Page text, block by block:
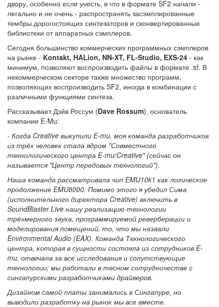
двору, особенно если учесть, в что в формате SF2 начали -
легально и не очень - распространять засэмплированные
тембры дорогостоящих синтезаторов и сконвертированные
библиотеки от аппаратных сэмплеров.
Сегодня большинство коммерческих программных сэмплеров
на рынке - Kontakt, HALion, NN-XT, FL-Studio, EXS-24 - как
минимум, позволяют воспроизводить файлы в формате .sf. В
некоммерческом секторе также множество программ,
позволяющих воспроизводить SF2, иногда в комбинации с
различными функциями синтеза.
Рассказывает Дэйв Россум (Dave Rossum), основатель
компании E-Mu:
- Когда Creative выкупили E-mu, моя команда разработчиков
из трёх человек стала ядром "Совместного
технологического центра E-mu/Creative" (сейчас он
называется "Центр передовых технологий").
Наша команда рассматривала чип EMU10k1 как логическое
продолжение EMU8000. Помимо этого я убедил Сима
(исполнительного директора Creative) включить в
SoundBlaster Live нашу реализацию технологии
трёхмерного звука, программируемой реверберации и
моделирования помещений, то, что мы назвали
Environmental Audio (EAX). Команда Технологического
центра, которая в сущности состояла из сотрудников E-
mu, отвечала за все исследования и сопутствующие
технологии; мы работали в тесном сотрудничестве с
сингапурскими разработчиками драйверов.
Дизайном самой платы занимались в Сингапуре, но
выводили разработку на рынок мы все вместе.